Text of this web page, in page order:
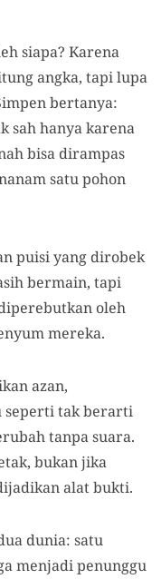
siapa? Karena
angka, tapi lupa
bertanya:
sah hanya karena
bisa dirampas
satu pohon
puisi yang dirobek
bermain, tapi
oleh
mereka.
azan,
seperti tak berarti
tanpa suara.
bukan jika
alat bukti.
dunia: satu
menjadi penunggu